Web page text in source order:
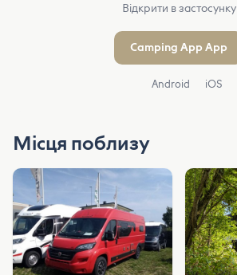
Відкрити в застосунку
Camping App App
Android iOS
Місця поблизу